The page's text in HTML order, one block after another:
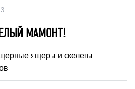
МАМОНТ!
ящеры и скелеты